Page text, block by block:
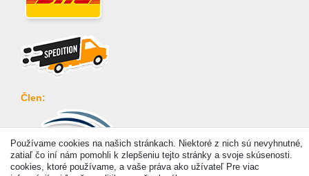
Člen:
Platba
Používame cookies na našich stránkach. Niektoré z nich sú nevyhnutné,
zatiaľ čo iní nám pomohli k zlepšeniu tejto stránky a svoje skúsenosti.
cookies, ktoré používame, a vaše práva ako užívateľ Pre viac